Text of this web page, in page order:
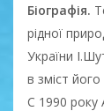
Біографія.
рідної
України
в зміст
С 1990 року